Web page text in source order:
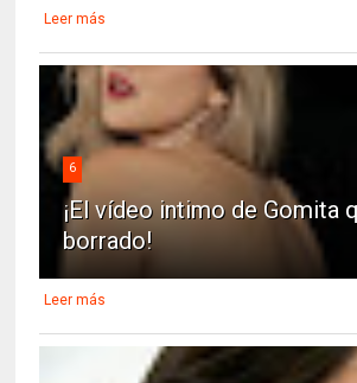
Leer más
6
¡El vídeo intimo de Gomita
borrado!
Leer más